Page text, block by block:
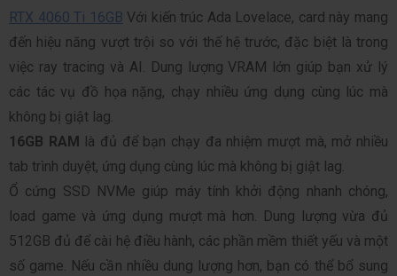
RTX 4060 Ti 16GB Với kiến trúc Ada Lovelace, card này mang
đến hiệu năng vượt trội so với thế hệ trước, đặc biệt là trong
việc ray tracing và AI. Dung lượng VRAM lớn giúp bạn xử lý
các tác vụ đồ họa nặng, chạy nhiều ứng dụng cùng lúc mà
không bị giật lag.
16GB RAM
là đủ để bạn chạy đa nhiệm mượt mà, mở nhiều
tab trình duyệt, ứng dụng cùng lúc mà không bị giật lag.
Ổ cứng SSD NVMe giúp máy tính khởi động nhanh chóng,
load game và ứng dụng mượt mà hơn. Dung lượng vừa đủ
512GB đủ để cài hệ điều hành, các phần mềm thiết yếu và một
số game. Nếu cần nhiều dung lượng hơn, bạn có thể bổ sung